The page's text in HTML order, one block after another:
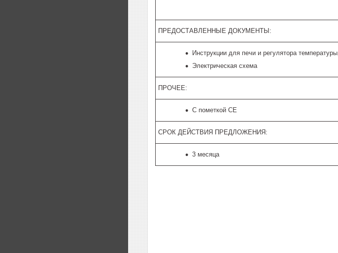
ПРЕДОСТАВЛЕННЫЕ ДОКУМЕНТЫ:
Инструкции для печи и регулятора температуры,
Электрическая схема
ПРОЧЕЕ:
С пометкой CE
СРОК ДЕЙСТВИЯ ПРЕДЛОЖЕНИЯ:
3 месяца